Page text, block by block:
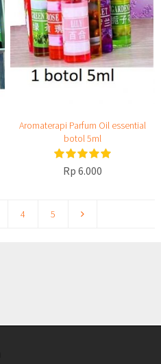
Aromaterapi Parfum Oil essential
botol 5ml
Rp 6.000
4 5